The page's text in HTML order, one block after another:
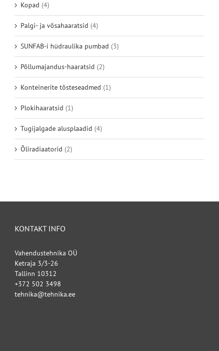
Kopad (4)
Palgi- ja võsahaaratsid (4)
SUNFAB-i hüdraulika pumbad (3)
Põllumajandus-haaratsid (2)
Konteinerite tõsteseadmed (1)
Plokihaaratsid (1)
Tugijalgade alusplaadid (4)
Õliradiaatorid (2)
KONTAKT INFO
Vahendustehnika OÜ
Ketraja 3/3-26
Tallinn 10312
+372 502 3498
tehnika@tehnika.ee